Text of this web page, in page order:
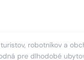
robotníkov a
pre dlhodobé